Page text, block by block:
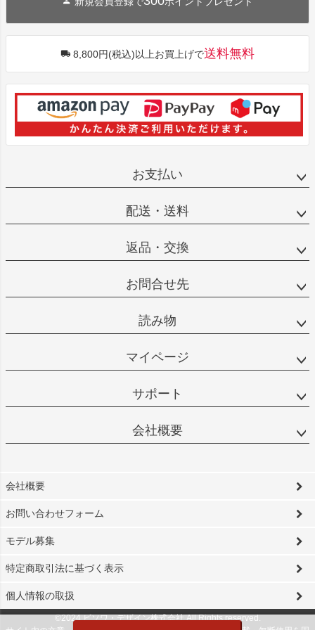
8,800円(税込)以上お買上げで送料無料
お支払い
配送・送料
返品・交換
お問合せ先
読み物
マイページ
サポート
会社概要
会社概要
お問い合わせフォーム
モデル募集
特定商取引法に基づく表示
個人情報の取扱
©2024 ビソワ・デザイン株式会社 All Rights reserved.